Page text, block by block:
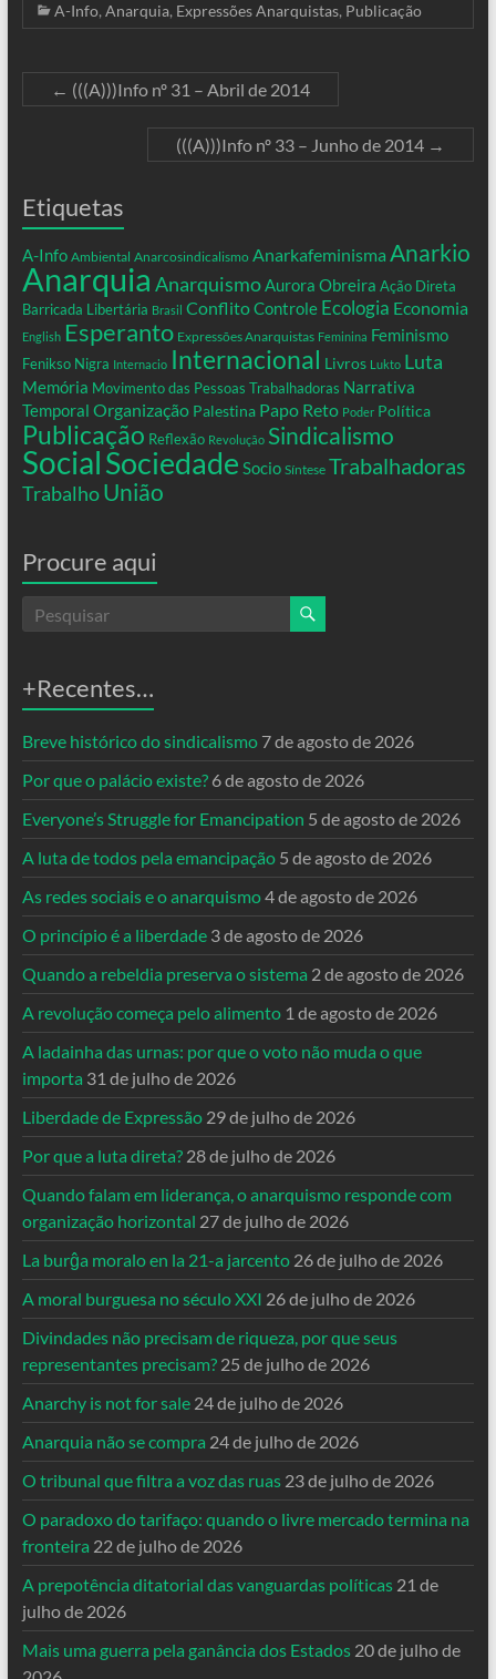
A-Info, Anarquia, Expressões Anarquistas, Publicação
← (((A)))Info nº 31 – Abril de 2014
(((A)))Info nº 33 – Junho de 2014 →
Etiquetas
A-Info Ambiental Anarcosindicalismo Anarkafeminisma Anarkio
Anarquia AnarquismoAurora Obreira Ação Direta
Barricada Libertária Brasil ConflitoControle Ecologia Economia
English Esperanto Expressões Anarquistas Feminina Feminismo
Fenikso Nigra Internacio Internacional Livros Lukto Luta
Memória Movimento das Pessoas Trabalhadoras Narrativa
Temporal Organização Palestina Papo Reto Poder Política
Publicação Reflexão Revolução Sindicalismo
SocialSociedade Socio Síntese Trabalhadoras
Trabalho União
Procure aqui
+Recentes…
Breve histórico do sindicalismo 7 de agosto de 2026
Por que o palácio existe? 6 de agosto de 2026
Everyone’s Struggle for Emancipation 5 de agosto de 2026
A luta de todos pela emancipação 5 de agosto de 2026
As redes sociais e o anarquismo4 de agosto de 2026
O princípio é a liberdade 3 de agosto de 2026
Quando a rebeldia preserva o sistema 2 de agosto de 2026
A revolução começa pelo alimento 1 de agosto de 2026
A ladainha das urnas: por que o voto não muda o que
importa 31 de julho de 2026
Liberdade de Expressão 29 de julho de 2026
Por que a luta direta? 28 de julho de 2026
Quando falam em liderança, o anarquismo responde com
organização horizontal 27 de julho de 2026
La burĝa moralo en la 21-a jarcento 26 de julho de 2026
A moral burguesa no século XXI 26 de julho de 2026
Divindades não precisam de riqueza, por que seus
representantes precisam? 25 de julho de 2026
Anarchy is not for sale 24 de julho de 2026
Anarquia não se compra 24 de julho de 2026
O tribunal que filtra a voz das ruas 23 de julho de 2026
O paradoxo do tarifaço: quando o livre mercado termina na
fronteira 22 de julho de 2026
A prepotência ditatorial das vanguardas políticas 21 de
julho de 2026
Mais uma guerra pela ganância dos Estados 20 de julho de